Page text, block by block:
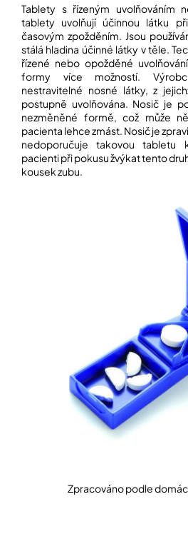
Tablety s řízeným uvolňováním
tablety uvolňují účinnou látku
časovým zpožděním. Jsou
stálá hladina účinné látky v těle.
řízené nebo opožděné
formy více možností.
nestravitelné nosné látky, z
postupně uvolňována. Nosič je
nezměněné formě, což může
pacienta lehce zmást. Nosič je
nedoporučuje takovou tabletu
pacienti při pokusu žvýkat tento
kousek zubu.
Zpracováno podle